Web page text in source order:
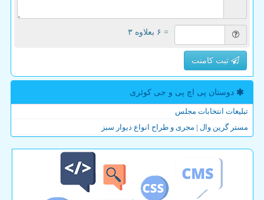
= ۶ بعلاوه ۳
ثبت کامنت
دوستان پی اچ پی و جی كوئری
تبلیغات انتخابات مجلس
مستر گرین وال | مجری و طراح انواع دیوار سبز